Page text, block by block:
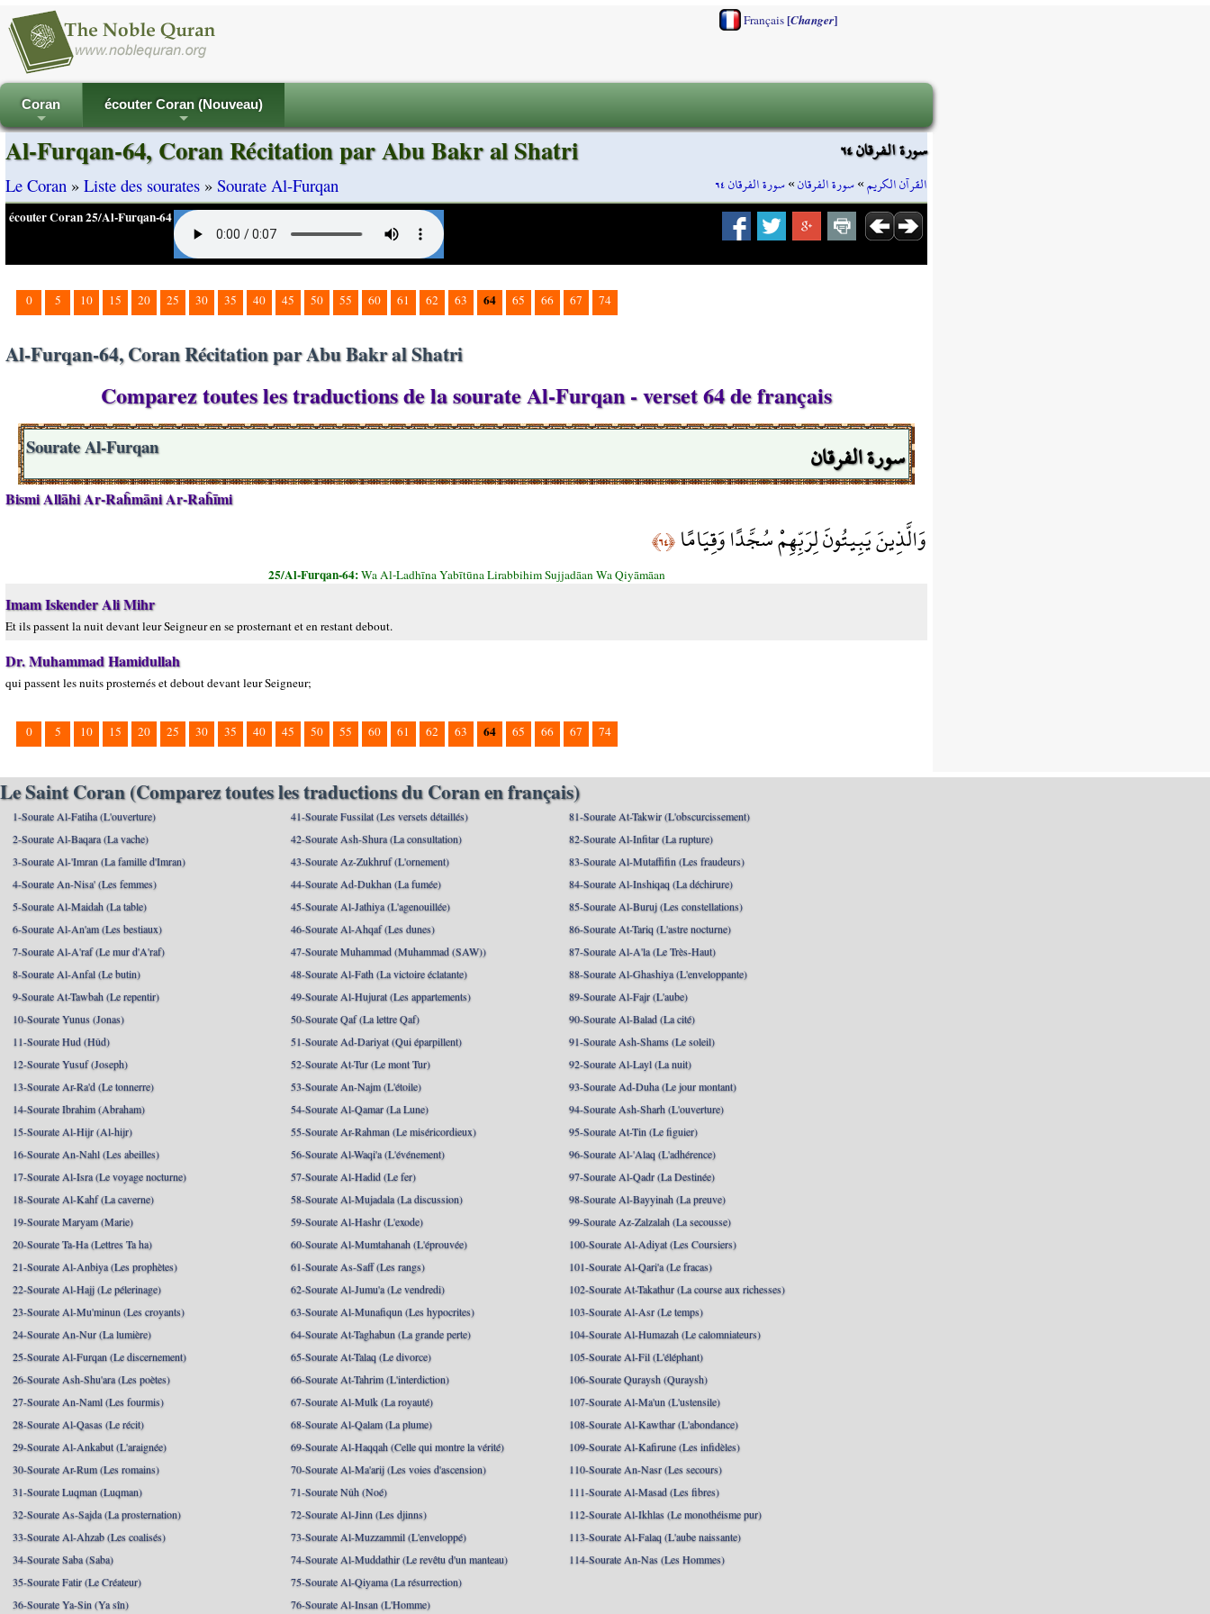
Français[Changer]
+
Coran
+
écouter Coran (Nouveau)
سورة الفرقان ٦٤
القرآن الكريم»سورة الفرقان»سورة الفرقان ٦٤
Al-Furqan-64, Coran Récitation par Abu Bakr al Shatri
Le Coran » Liste des sourates » Sourate Al-Furqan
écouter Coran 25/Al-Furqan-64
0 5 10 15 20 25 30 35 40 45 50 55 60 61 62 63 64 65 66 67 74
Al-Furqan-64, Coran Récitation par Abu Bakr al Shatri
Comparez toutes les traductions de la sourate Al-Furqan - verset 64 de français
سورة الفرقان Sourate Al-Furqan
Bismi Allāhi Ar-Raĥmāni Ar-Raĥīmi
وَالَّذِينَ يَبِيتُونَ لِرَبِّهِمْ سُجَّدًا وَقِيَامًا﴿٦٤﴾
25/Al-Furqan-64:Wa Al-Ladhīna Yabītūna Lirabbihim Sujjadāan Wa Qiyāmāan
Imam Iskender Ali Mihr
Et ils passent la nuit devant leur Seigneur en se prosternant et en restant debout.
Dr. Muhammad Hamidullah
qui passent les nuits prosternés et debout devant leur Seigneur;
0 5 10 15 20 25 30 35 40 45 50 55 60 61 62 63 64 65 66 67 74
Le Saint Coran (Comparez toutes les traductions du Coran en français)
1-Sourate Al-Fatiha (L'ouverture)
2-Sourate Al-Baqara (La vache)
3-Sourate Al-'Imran (La famille d'Imran)
4-Sourate An-Nisa' (Les femmes)
5-Sourate Al-Maidah (La table)
6-Sourate Al-An'am (Les bestiaux)
7-Sourate Al-A'raf (Le mur d'A'raf)
8-Sourate Al-Anfal (Le butin)
9-Sourate At-Tawbah (Le repentir)
10-Sourate Yunus (Jonas)
11-Sourate Hud (Hûd)
12-Sourate Yusuf (Joseph)
13-Sourate Ar-Ra'd (Le tonnerre)
14-Sourate Ibrahim (Abraham)
15-Sourate Al-Hijr (Al-hijr)
16-Sourate An-Nahl (Les abeilles)
17-Sourate Al-Isra (Le voyage nocturne)
18-Sourate Al-Kahf (La caverne)
19-Sourate Maryam (Marie)
20-Sourate Ta-Ha (Lettres Ta ha)
21-Sourate Al-Anbiya (Les prophètes)
22-Sourate Al-Hajj (Le pélerinage)
23-Sourate Al-Mu'minun (Les croyants)
24-Sourate An-Nur (La lumière)
25-Sourate Al-Furqan (Le discernement)
26-Sourate Ash-Shu'ara (Les poètes)
27-Sourate An-Naml (Les fourmis)
28-Sourate Al-Qasas (Le récit)
29-Sourate Al-Ankabut (L'araignée)
30-Sourate Ar-Rum (Les romains)
31-Sourate Luqman (Luqman)
32-Sourate As-Sajda (La prosternation)
33-Sourate Al-Ahzab (Les coalisés)
34-Sourate Saba (Saba)
35-Sourate Fatir (Le Créateur)
36-Sourate Ya-Sin (Ya sîn)
41-Sourate Fussilat (Les versets détaillés)
42-Sourate Ash-Shura (La consultation)
43-Sourate Az-Zukhruf (L'ornement)
44-Sourate Ad-Dukhan (La fumée)
45-Sourate Al-Jathiya (L'agenouillée)
46-Sourate Al-Ahqaf (Les dunes)
47-Sourate Muhammad (Muhammad (SAW))
48-Sourate Al-Fath (La victoire éclatante)
49-Sourate Al-Hujurat (Les appartements)
50-Sourate Qaf (La lettre Qaf)
51-Sourate Ad-Dariyat (Qui éparpillent)
52-Sourate At-Tur (Le mont Tur)
53-Sourate An-Najm (L'étoile)
54-Sourate Al-Qamar (La Lune)
55-Sourate Ar-Rahman (Le miséricordieux)
56-Sourate Al-Waqi'a (L'événement)
57-Sourate Al-Hadid (Le fer)
58-Sourate Al-Mujadala (La discussion)
59-Sourate Al-Hashr (L'exode)
60-Sourate Al-Mumtahanah (L'éprouvée)
61-Sourate As-Saff (Les rangs)
62-Sourate Al-Jumu'a (Le vendredi)
63-Sourate Al-Munafiqun (Les hypocrites)
64-Sourate At-Taghabun (La grande perte)
65-Sourate At-Talaq (Le divorce)
66-Sourate At-Tahrim (L'interdiction)
67-Sourate Al-Mulk (La royauté)
68-Sourate Al-Qalam (La plume)
69-Sourate Al-Haqqah (Celle qui montre la vérité)
70-Sourate Al-Ma'arij (Les voies d'ascension)
71-Sourate Nûh (Noé)
72-Sourate Al-Jinn (Les djinns)
73-Sourate Al-Muzzammil (L'enveloppé)
74-Sourate Al-Muddathir (Le revêtu d'un manteau)
75-Sourate Al-Qiyama (La résurrection)
76-Sourate Al-Insan (L'Homme)
81-Sourate At-Takwir (L'obscurcissement)
82-Sourate Al-Infitar (La rupture)
83-Sourate Al-Mutaffifin (Les fraudeurs)
84-Sourate Al-Inshiqaq (La déchirure)
85-Sourate Al-Buruj (Les constellations)
86-Sourate At-Tariq (L'astre nocturne)
87-Sourate Al-A'la (Le Très-Haut)
88-Sourate Al-Ghashiya (L'enveloppante)
89-Sourate Al-Fajr (L'aube)
90-Sourate Al-Balad (La cité)
91-Sourate Ash-Shams (Le soleil)
92-Sourate Al-Layl (La nuit)
93-Sourate Ad-Duha (Le jour montant)
94-Sourate Ash-Sharh (L'ouverture)
95-Sourate At-Tin (Le figuier)
96-Sourate Al-'Alaq (L'adhérence)
97-Sourate Al-Qadr (La Destinée)
98-Sourate Al-Bayyinah (La preuve)
99-Sourate Az-Zalzalah (La secousse)
100-Sourate Al-Adiyat (Les Coursiers)
101-Sourate Al-Qari'a (Le fracas)
102-Sourate At-Takathur (La course aux richesses)
103-Sourate Al-Asr (Le temps)
104-Sourate Al-Humazah (Le calomniateurs)
105-Sourate Al-Fil (L'éléphant)
106-Sourate Quraysh (Quraysh)
107-Sourate Al-Ma'un (L'ustensile)
108-Sourate Al-Kawthar (L'abondance)
109-Sourate Al-Kafirune (Les infidèles)
110-Sourate An-Nasr (Les secours)
111-Sourate Al-Masad (Les fibres)
112-Sourate Al-Ikhlas (Le monothéisme pur)
113-Sourate Al-Falaq (L'aube naissante)
114-Sourate An-Nas (Les Hommes)